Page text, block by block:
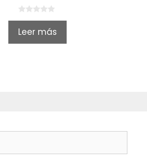
0
u
Leer más